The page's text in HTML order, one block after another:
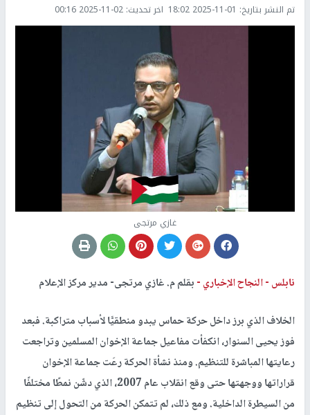
تم النشر بتاريخ: 2025-11-01 18:02 اخر تحديث: 2025-11-02 00:16
غازي مرتجى
نابلس -النجاح الإخباري -بقلم م. غازي مرتجى- مدير مركز الإعلام
الخلاف الذي برز داخل حركة حماس يبدو منطقيًّا لأسباب متراكبة. فبعد
فوز يحيى السنوار، انكفأت مفاعيل جماعة الإخوان المسلمين وتراجعت
رعايتها المباشرة للتنظيم. ومنذ نشأة الحركة رعَت جماعة الإخوان
قراراتها ووجهتها حتى وقع انقلاب عام 2007، الذي دشّن نمطًا مختلفًا
من السيطرة الداخلية. ومع ذلك، لم تتمكن الحركة من التحول إلى تنظيم